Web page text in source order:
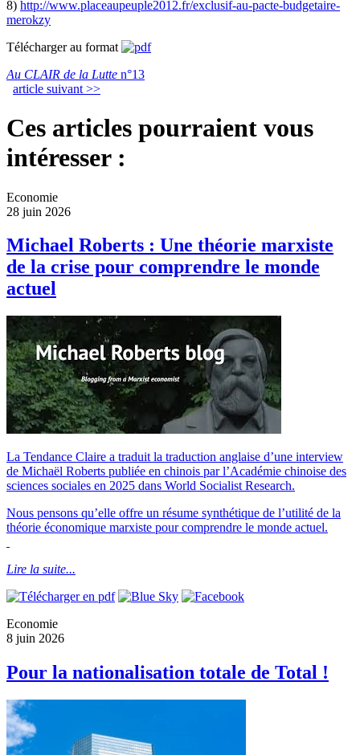
8) http://www.placeaupeuple2012.fr/exclusif-au-pacte-budgetaire-
merokzy
Télécharger au format
Au CLAIR de la Lutte n°13
article suivant >>
Ces articles pourraient vous
intéresser :
Economie
28 juin 2026
Michael Roberts : Une théorie marxiste
de la crise pour comprendre le monde
actuel
La Tendance Claire a traduit la traduction anglaise d’une interview
de Michaël Roberts publiée en chinois par l’Académie chinoise des
sciences sociales en 2025 dans World Socialist Research.
Nous pensons qu’elle offre un résume synthétique de l’utilité de la
théorie économique marxiste pour comprendre le monde actuel.
Lire la suite...
Economie
8 juin 2026
Pour la nationalisation totale de Total !